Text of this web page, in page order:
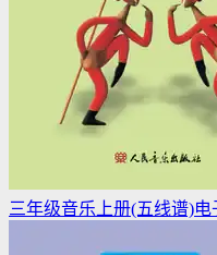
三年级音乐上册(五线谱)